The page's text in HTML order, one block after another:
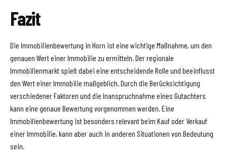
Fazit
Die Immobilienbewertung in Horn ist eine wichtige Maßnahme, um den
genauen Wert einer Immobilie zu ermitteln. Der regionale
Immobilienmarkt spielt dabei eine entscheidende Rolle und beeinflusst
den Wert einer Immobilie maßgeblich. Durch die Berücksichtigung
verschiedener Faktoren und die Inanspruchnahme eines Gutachters
kann eine genaue Bewertung vorgenommen werden. Eine
Immobilienbewertung ist besonders relevant beim Kauf oder Verkauf
einer Immobilie, kann aber auch in anderen Situationen von Bedeutung
sein.